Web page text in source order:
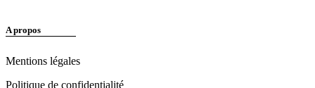
A propos
Mentions légales
Politique de confidentialité